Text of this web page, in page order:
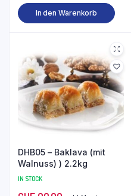
In den Warenkorb
DHB05 – Baklava (mit
Walnuss) ) 2.2kg
IN STOCK